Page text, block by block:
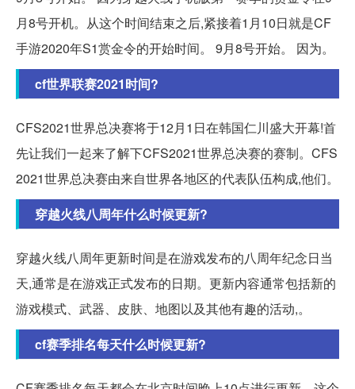
月8号开机。从这个时间结束之后,紧接着1月10日就是CF
手游2020年S1赏金令的开始时间。 9月8号开始。 因为。
cf世界联赛2021时间?
CFS2021世界总决赛将于12月1日在韩国仁川盛大开幕!首
先让我们一起来了解下CFS2021世界总决赛的赛制。CFS
2021世界总决赛由来自世界各地区的代表队伍构成,他们。
穿越火线八周年什么时候更新?
穿越火线八周年更新时间是在游戏发布的八周年纪念日当
天,通常是在游戏正式发布的日期。更新内容通常包括新的
游戏模式、武器、皮肤、地图以及其他有趣的活动,。
cf赛季排名每天什么时候更新?